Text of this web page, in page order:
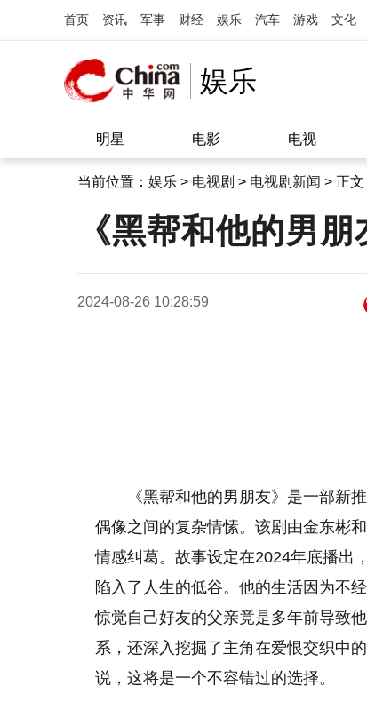
首页 资讯 军事 财经 娱乐 汽车 游戏 文化
娱乐
明星 电影 电视
当前位置： 娱乐 > 电视剧 > 电视剧新闻 > 正文
《黑帮和他的男
2024-08-26 10:28:59
《黑帮和他的男朋友》是一部新
偶像之间的复杂情愫。该剧由金东彬
情感纠葛。故事设定在2024年底播出
陷入了人生的低谷。他的生活因为不
惊觉自己好友的父亲竟是多年前导致
系，还深入挖掘了主角在爱恨交织中
说，这将是一个不容错过的选择。